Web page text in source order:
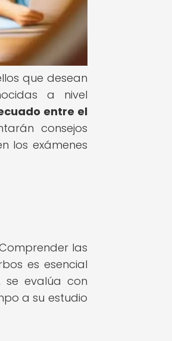
que desean
a nivel
entre el
consejos
los exámenes
las
es esencial
se evalúa con
a su estudio